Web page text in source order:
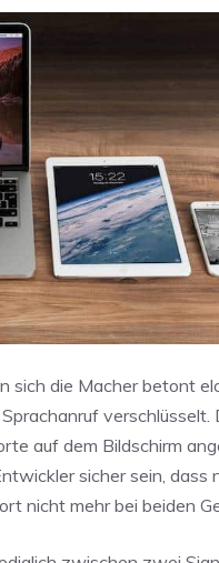
sich die Macher betont
auf dem Bildschirm
sicher sein, dass
nicht mehr bei beiden